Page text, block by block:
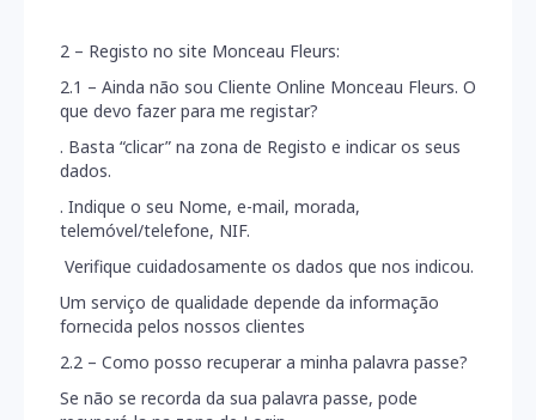
2 – Registo no site Monceau Fleurs:
2.1 – Ainda não sou Cliente Online Monceau Fleurs. O
que devo fazer para me registar?
. Basta “clicar” na zona de Registo e indicar os seus
dados.
. Indique o seu Nome, e-mail, morada,
telemóvel/telefone, NIF.
Verifique cuidadosamente os dados que nos indicou.
Um serviço de qualidade depende da informação
fornecida pelos nossos clientes
2.2 – Como posso recuperar a minha palavra passe?
Se não se recorda da sua palavra passe, pode